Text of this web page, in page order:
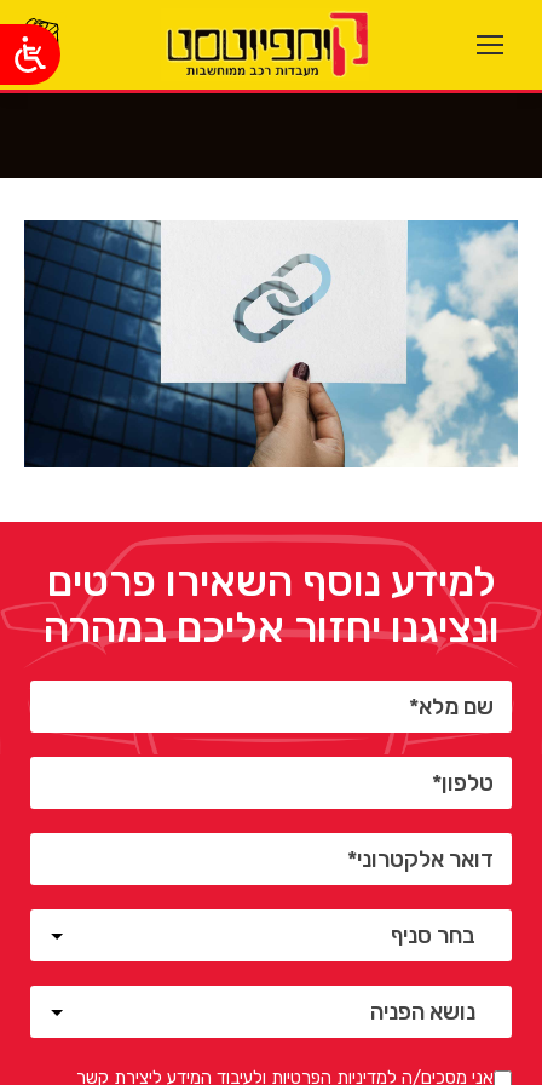
למידע נוסף השאירו פרטים
ונציגנו יחזור אליכם במהרה
אני מסכים/ה למדיניות הפרטיות ולעיבוד המידע ליצירת קשר